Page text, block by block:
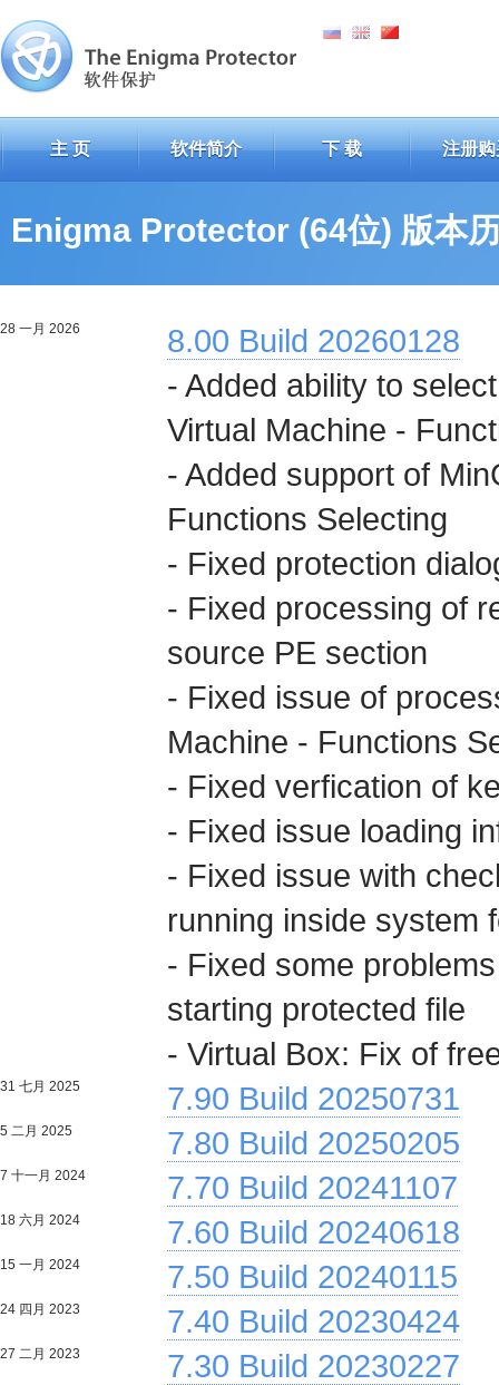
主 页 软件简介 下 载 注册购
Enigma Protector (64位) 版本
28 一月 2026
8.00 Build 20260128
- Added ability to
Virtual Machine -
- Added support of
Functions Selecting
- Fixed protection
- Fixed processing of
source PE section
- Fixed issue of
Machine - Functions
- Fixed verfication of
- Fixed issue loading
- Fixed issue with
running inside system
- Fixed some
starting protected file
- Virtual Box: Fix of
31 七月 2025 7.90 Build 20250731
5 二月 2025 7.80 Build 20250205
7 十一月 2024 7.70 Build 20241107
18 六月 2024 7.60 Build 20240618
15 一月 2024 7.50 Build 20240115
24 四月 2023 7.40 Build 20230424
27 二月 2023 7.30 Build 20230227